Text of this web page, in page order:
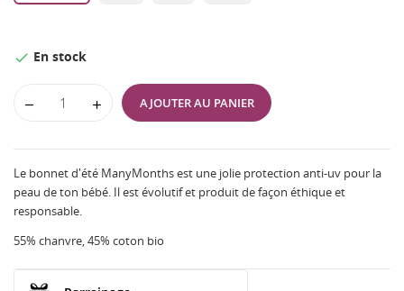
 En stock
AJOUTER AU PANIER
Le bonnet d'été ManyMonths est une jolie protection anti-uv pour la
peau de ton bébé. Il est évolutif et produit de façon éthique et
responsable.
55% chanvre, 45% coton bio